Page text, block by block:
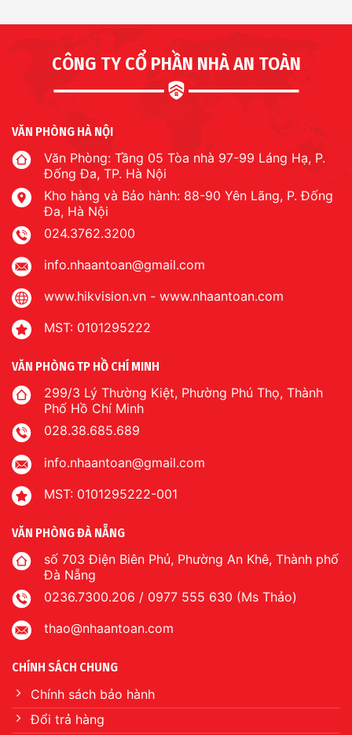
CÔNG TY CỔ PHẦN NHÀ AN TOÀN
VĂN PHÒNG HÀ NỘI
Văn Phòng: Tầng 05 Tòa nhà 97-99 Láng Hạ, P.
Đống Đa, TP. Hà Nội
Kho hàng và Bảo hành: 88-90 Yên Lãng, P. Đống
Đa, Hà Nội
024.3762.3200
info.nhaantoan@gmail.com
www.hikvision.vn - www.nhaantoan.com
MST: 0101295222
VĂN PHÒNG TP HỒ CHÍ MINH
299/3 Lý Thường Kiệt, Phường Phú Thọ, Thành
Phố Hồ Chí Minh
028.38.685.689
info.nhaantoan@gmail.com
MST: 0101295222-001
VĂN PHÒNG ĐÀ NẴNG
số 703 Điện Biên Phủ, Phường An Khê, Thành phố
Đà Nẵng
0236.7300.206 / 0977 555 630 (Ms Thảo)
thao@nhaantoan.com
CHÍNH SÁCH CHUNG
Chính sách bảo hành
Đổi trả hàng